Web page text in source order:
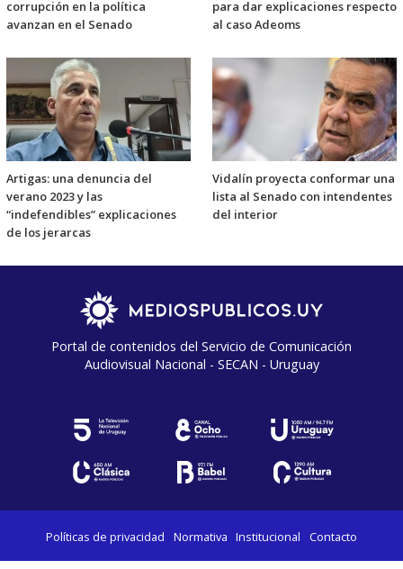
corrupción en la política
avanzan en el Senado
para dar explicaciones respecto
al caso Adeoms
Artigas: una denuncia del
verano 2023 y las
“indefendibles” explicaciones
de los jerarcas
Vidalín proyecta conformar una
lista al Senado con intendentes
del interior
Portal de contenidos del Servicio de Comunicación
Audiovisual Nacional - SECAN - Uruguay
Políticas de privacidad Normativa Institucional Contacto